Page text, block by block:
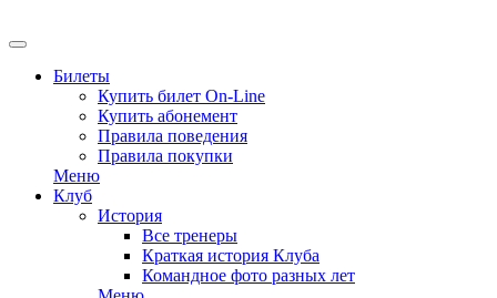
Билеты
Купить билет On-Line
Купить абонемент
Правила поведения
Правила покупки
Меню
Клуб
История
Все тренеры
Краткая история Клуба
Командное фото разных лет